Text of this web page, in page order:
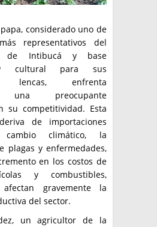
considerado uno de
representativos del
de Intibucá y base
y cultural para sus
lencas, enfrenta
una preocupante
su competitividad. Esta
de importaciones
climático, la
plagas y enfermedades,
en los costos de
y combustibles,
gravemente la
del sector.
un agricultor de la